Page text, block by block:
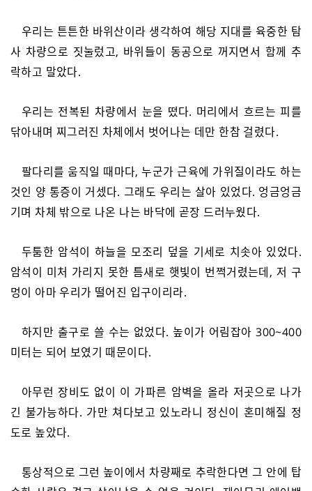
우리는 튼튼한 바위산이라 생각하여 해당 지대를 육중한 탐
사 차량으로 짓눌렀고, 바위들이 동공으로 꺼지면서 함께 추
락하고 말았다.
우리는 전복된 차량에서 눈을 떴다. 머리에서 흐르는 피를
닦아내며 찌그러진 차체에서 벗어나는 데만 한참 걸렸다.
팔다리를 움직일 때마다, 누군가 근육에 가위질이라도 하는
것인 양 통증이 거셌다. 그래도 우리는 살아 있었다. 엉금엉금
기며 차체 밖으로 나온 나는 바닥에 곧장 드러누웠다.
두툼한 암석이 하늘을 모조리 덮을 기세로 치솟아 있었다.
암석이 미처 가리지 못한 틈새로 햇빛이 번쩍거렸는데, 저 구
멍이 아마 우리가 떨어진 입구이리라.
하지만 출구로 쓸 수는 없었다. 높이가 어림잡아 300~400
미터는 되어 보였기 때문이다.
아무런 장비도 없이 이 가파른 암벽을 올라 저곳으로 나가
긴 불가능하다. 가만 쳐다보고 있노라니 정신이 혼미해질 정
도로 높았다.
통상적으로 그런 높이에서 차량째로 추락한다면 그 안에 탑